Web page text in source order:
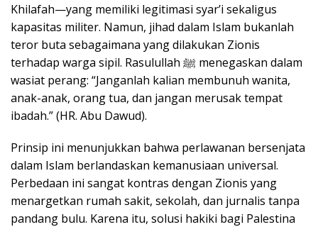
Khilafah—yang memiliki legitimasi syar’i sekaligus
kapasitas militer. Namun, jihad dalam Islam bukanlah
teror buta sebagaimana yang dilakukan Zionis
terhadap warga sipil. Rasulullah ﷺ menegaskan dalam
wasiat perang: “Janganlah kalian membunuh wanita,
anak-anak, orang tua, dan jangan merusak tempat
ibadah.” (HR. Abu Dawud).
Prinsip ini menunjukkan bahwa perlawanan bersenjata
dalam Islam berlandaskan kemanusiaan universal.
Perbedaan ini sangat kontras dengan Zionis yang
menargetkan rumah sakit, sekolah, dan jurnalis tanpa
pandang bulu. Karena itu, solusi hakiki bagi Palestina